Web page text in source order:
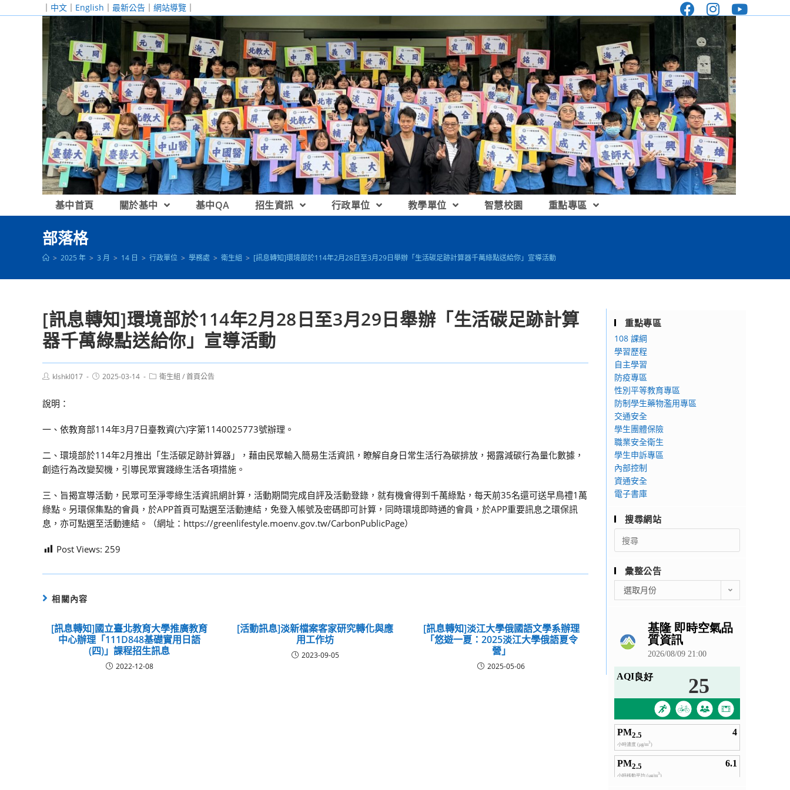
｜ 中文 ｜ English ｜ 最新公告 ｜ 網站導覽 ｜
基中首頁 關於基中 基中QA 招生資訊 行政單位 教學單位 智慧校園 重點專區
部落格
> 2025 年 > 3 月 > 14 日 > 行政單位 > 學務處 > 衛生組 > [訊息轉知]環境部於114年2月28日至3月29日舉辦「生活碳足跡計算器千萬綠點送給你」宣導活動
[訊息轉知]環境部於114年2月28日至3月29日舉辦「生活碳足跡計算
器千萬綠點送給你」宣導活動
Postklshkl017
Post2025-03-14
Post衛生組 /首頁公告
說明：
一、依教育部114年3月7日臺教資(六)字第1140025773號辦理。
二、環境部於114年2月推出「生活碳足跡計算器」，藉由民眾輸入簡易生活資訊，瞭解自身日常生活行為碳排放，揭露減碳行為量化數據，
創造行為改變契機，引導民眾實踐綠生活各項措施。
三、旨揭宣導活動，民眾可至淨零綠生活資訊網計算，活動期間完成自評及活動登錄，就有機會得到千萬綠點，每天前35名還可送早鳥禮1萬
綠點。另環保集點的會員，於APP首頁可點選至活動連結，免登入帳號及密碼即可計算，同時環境即時通的會員，於APP重要訊息之環保訊
息，亦可點選至活動連結。（網址：https://greenlifestyle.moenv.gov.tw/CarbonPublicPage）
Post Views: 259
相關內容
[訊息轉知]國立臺北教育大學推廣教育
中心辦理「111D848基礎實用日語
(四)」課程招生訊息
2022-12-08
[活動訊息]淡新檔案客家研究轉化與應
用工作坊
2023-09-05
[訊息轉知]淡江大學俄國語文學系辦理
「悠遊一夏：2025淡江大學俄語夏令
營」
2025-05-06
重點專區
108 課綱
學習歷程
自主學習
防疫專區
性別平等教育專區
防制學生藥物濫用專區
交通安全
學生團體保險
職業安全衛生
學生申訴專區
內部控制
資通安全
電子書庫
搜尋網站
Search
for:
彙整公告
整
選取月份